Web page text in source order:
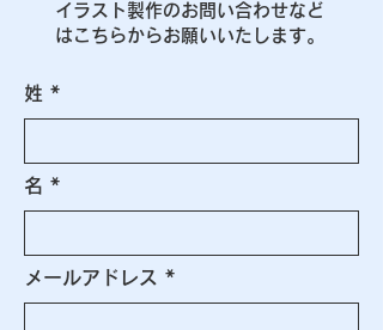
イラスト製作のお問い合わせなど
はこちらからお願いいたします。
姓
名
メールアドレス